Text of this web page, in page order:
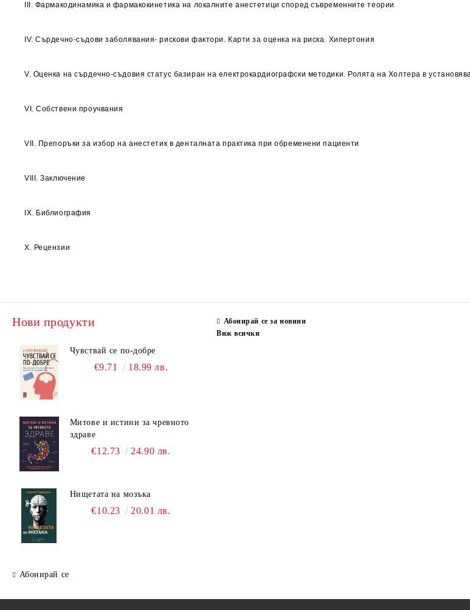
III. Фармакодинамика и фармакокинетика на локалните анестетици според съвременните теории
IV. Сърдечно-съдови заболявания- рискови фактори. Карти за оценка на риска. Хипертония
V. Оценка на сърдечно-съдовия статус базиран на електрокардиографски методики. Ролята на Холтера в
VI. Собствени проучвания
VII. Препоръки за избор на анестетик в денталната практика при обременени пациенти
VIII. Заключениe
IX. Библиография
X. Рецензии
Нови продукти
Чувствай се по-добре
€9.71 18.99 лв.
Митове и истини за чревното
здраве
€12.73 24.90 лв.
Нищетата на мозъка
€10.23 20.01 лв.
Абонирай се
Абонирай се за новини
Виж всички